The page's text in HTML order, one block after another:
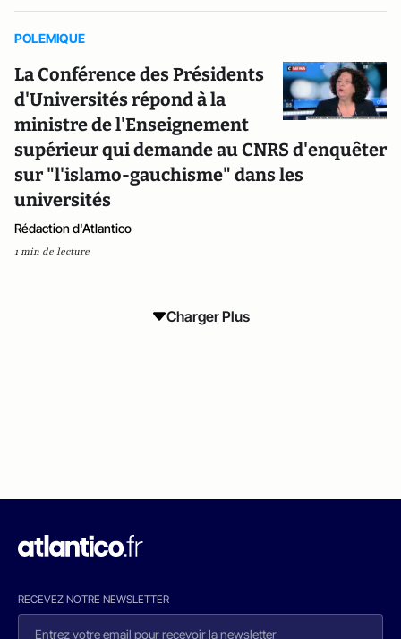
POLEMIQUE
La Conférence des Présidents
d'Universités répond à la
ministre de l'Enseignement
supérieur qui demande au CNRS d'enquêter
sur "l'islamo-gauchisme" dans les
universités
Rédaction d'Atlantico
1 min de lecture
Charger Plus
RECEVEZ NOTRE NEWSLETTER